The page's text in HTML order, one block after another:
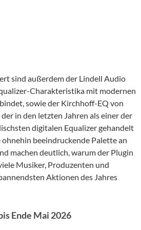
sind außerdem der Lindell Audio
Charakteristika mit modernen
sowie der Kirchhoff-EQ von
in den letzten Jahren als einer der
digitalen Equalizer gehandelt
beeindruckende Palette an
machen deutlich, warum der Plugin
Musiker, Produzenten und
Aktionen des Jahres
Ende Mai 2026